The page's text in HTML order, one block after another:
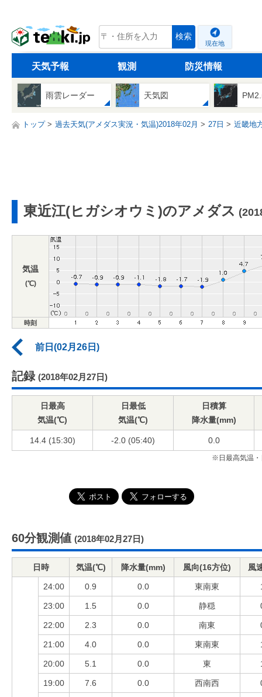
tenki.jp 検索
現在地
天気予報 観測 防災情報
雨雲レーダー 天気図
トップ 過去天気(アメダス実況・気温)2018年02月 27日 近畿地
東近江(ヒガシオウミ)のアメダス
気温
(℃)
時刻
前日(02月26日)
記録 (2018年02月27日)
日最高
気温(℃)
日最低
気温(℃)
日積算
降水量(mm)
14.4 (15:30) -2.0 (05:40) 0.0
※日最高気温・
60分観測値 (2018年02月27日)
日時 気温(℃) 降水量(mm) 風向(16方位) 風
24:00 0.9 0.0 東南東
23:00 1.5 0.0 静穏
22:00 2.3 0.0 南東
21:00 4.0 0.0 東南東
20:00 5.1 0.0 東
19:00 7.6 0.0 西南西